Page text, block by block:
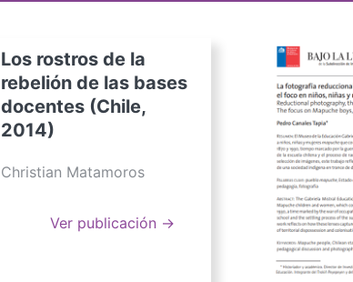
Los rostros de la
rebelión de las bases
docentes (Chile,
2014)
Christian Matamoros
Ver publicación →